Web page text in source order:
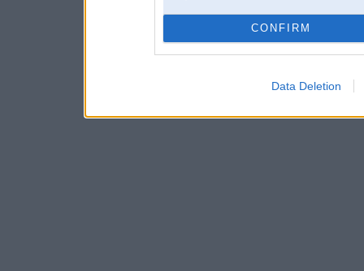
CONFIRM
Data Deletion